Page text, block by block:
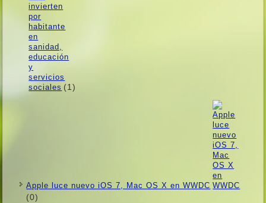
(1)
Apple luce nuevo iOS 7, Mac OS X en WWDC
(0)